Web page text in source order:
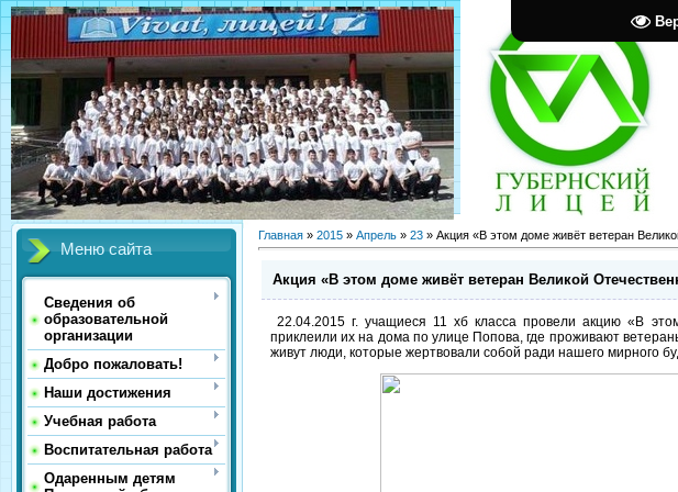
Меню сайта
Сведения об
образовательной
организации
Добро пожаловать!
Наши достижения
Учебная работа
Воспитательная работа
Одаренным детям
Главная » 2015 » Апрель » 23 » Акция «В этом доме живёт ветеран
Акция «В этом доме живёт ветеран Великой
22.04.2015 г. учащиеся 11 хб класса провели акцию «В
приклеили их на дома по улице Попова, где проживают
живут люди, которые жертвовали собой ради нашего мирного